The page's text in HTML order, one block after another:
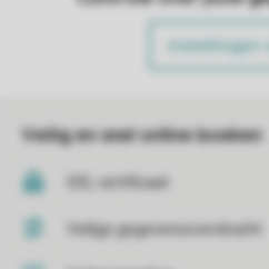
Instellingen
Veilig en snel online boeken
SSL certificaat
Veilige gegevensoverdracht